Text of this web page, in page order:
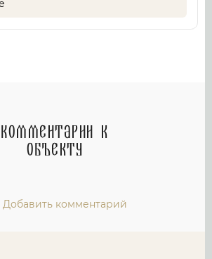
Комментарии к
объекту
Добавить комментарий